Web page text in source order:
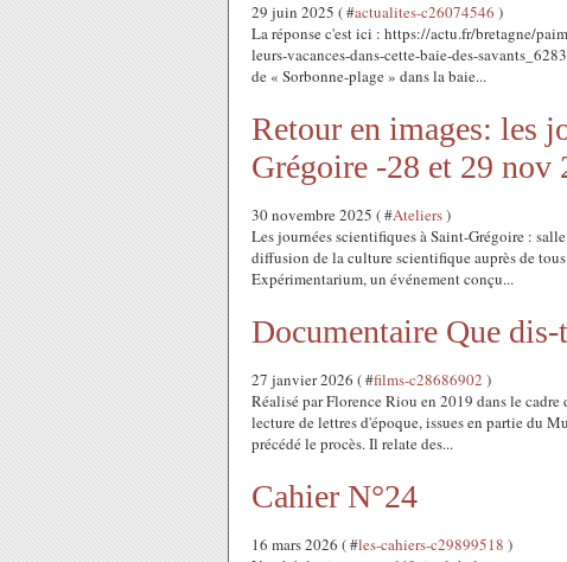
29 juin 2025 ( #actualites-c26074546 )
La réponse c'est ici : https://actu.fr/bretagne/
leurs-vacances-dans-cette-baie-des-
de « Sorbonne-plage » dans la baie...
Retour en images: les
Grégoire -28 et 29 nov
30 novembre 2025 ( #Ateliers)
Les journées scientifiques à Saint-Grégoire :
diffusion de la culture scientifique auprès de
Expérimentarium, un événement conçu...
Documentaire Que
27 janvier 2026 ( #films-c28686902 )
Réalisé par Florence Riou en 2019 dans le
lecture de lettres d'époque, issues en partie du
précédé le procès. Il relate des...
Cahier N°24
16 mars 2026 ( #les-cahiers-c29899518 )